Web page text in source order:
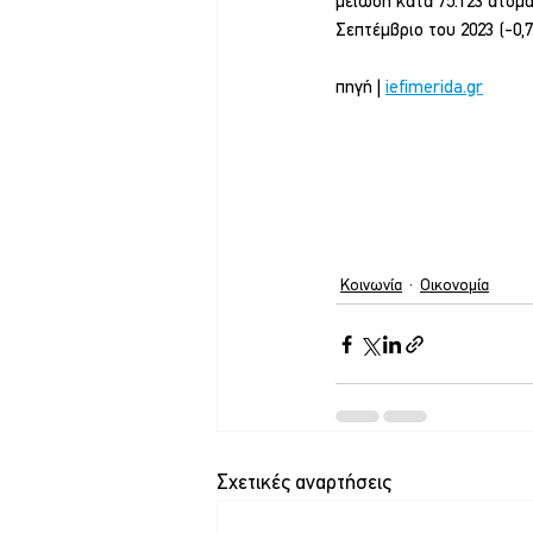
Σεπτέμβριο του 2023 (-
πηγή | iefimerida.gr
Κοινωνία Οικονομία
Σχετικές αναρτήσεις